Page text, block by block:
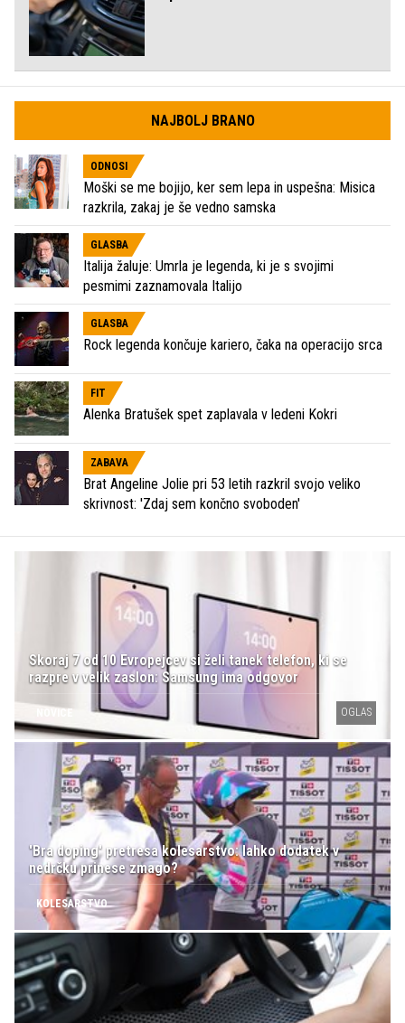
NAJBOLJ BRANO
ODNOSI
Moški se me bojijo, ker sem lepa in uspešna: Misica
razkrila, zakaj je še vedno samska
GLASBA
Italija žaluje: Umrla je legenda, ki je s svojimi
pesmimi zaznamovala Italijo
GLASBA
Rock legenda končuje kariero, čaka na operacijo srca
FIT
Alenka Bratušek spet zaplavala v ledeni Kokri
ZABAVA
Brat Angeline Jolie pri 53 letih razkril svojo veliko
skrivnost: 'Zdaj sem končno svoboden'
Skoraj 7 od 10 Evropejcev si želi tanek telefon, ki se
razpre v velik zaslon: Samsung ima odgovor
NOVICE OGLAS
'Bra doping' pretresa kolesarstvo: lahko dodatek v
nedrčku prinese zmago?
KOLESARSTVO